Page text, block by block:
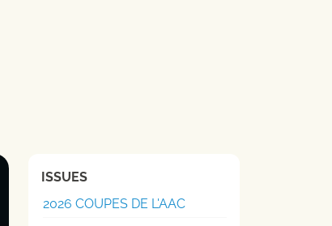
ISSUES
2026 COUPES DE L'AAC